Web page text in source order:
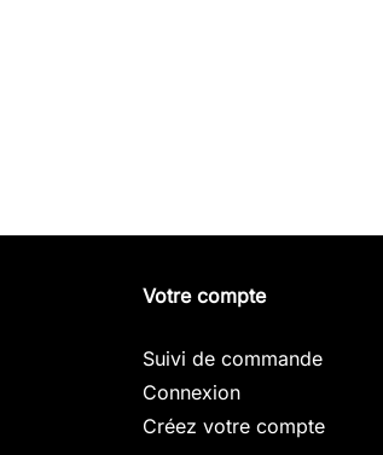
Votre compte
Suivi de commande
Connexion
Créez votre compte